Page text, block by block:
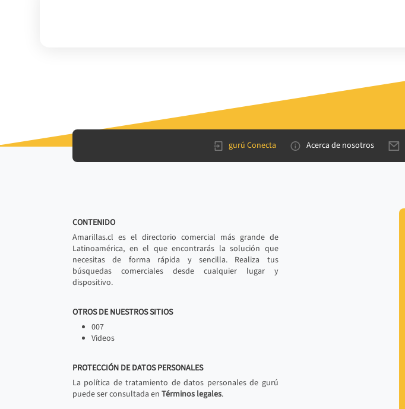
gurú Conecta Acerca de nosotros
CONTENIDO
Amarillas.cl es el directorio comercial más grande de
Latinoamérica, en el que encontrarás la solución que
necesitas de forma rápida y sencilla. Realiza tus
búsquedas comerciales desde cualquier lugar y
dispositivo.
OTROS DE NUESTROS SITIOS
007
Videos
PROTECCIÓN DE DATOS PERSONALES
La política de tratamiento de datos personales de gurú
puede ser consultada en Términos legales.